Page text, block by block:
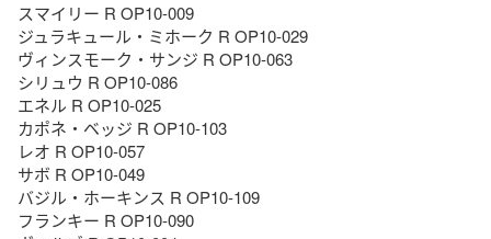
スマイリー R OP10-009
ジュラキュール・ミホーク R OP10-029
ヴィンスモーク・サンジ R OP10-063
シリュウ R OP10-086
エネル R OP10-025
カポネ・ベッジ R OP10-103
レオ R OP10-057
サボ R OP10-049
バジル・ホーキンス R OP10-109
フランキー R OP10-090